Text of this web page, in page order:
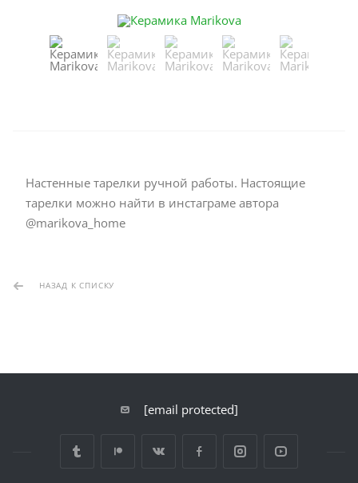
Настенные тарелки ручной работы. Настоящие
тарелки можно найти в инстаграме автора
@marikova_home
НАЗАД К СПИСКУ
[email protected]